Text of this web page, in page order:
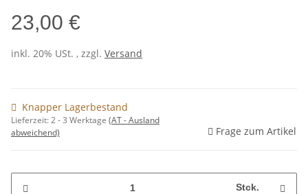
23,00 €
inkl. 20% USt. , zzgl. Versand
Knapper Lagerbestand
Lieferzeit:2 - 3 Werktage (AT - Ausland
abweichend)
Frage zum Artikel
Stck.